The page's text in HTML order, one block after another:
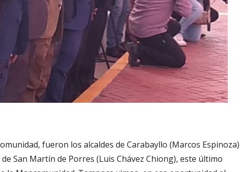
fueron los alcaldes de Carabayllo (Marcos Espinoza)
San Martín de Porres (Luis Chávez Chiong), este último